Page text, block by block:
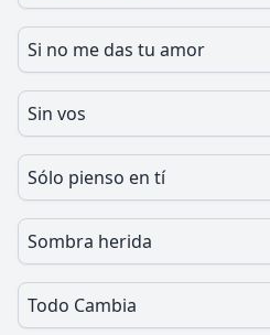
Si no me das tu amor
Sin vos
Sólo pienso en tí
Sombra herida
Todo Cambia